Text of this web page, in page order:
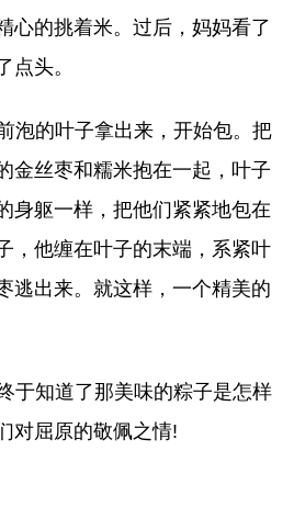
心的挑着米。过后，妈妈看了
点头。
泡的叶子拿出来，开始包。把
金丝枣和糯米抱在一起，叶子
身躯一样，把他们紧紧地包在
，他缠在叶子的末端，系紧叶
逃出来。就这样，一个精美的
于知道了那美味的粽子是怎样
对屈原的敬佩之情!